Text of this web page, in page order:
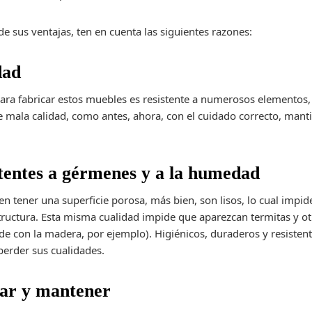
sus ventajas, ten en cuenta las siguientes razones:
fabricar estos muebles es resistente a numerosos
mala calidad, como antes, ahora, con el cuidado correcto,
a gérmenes y a la humedad
tener una superficie porosa, más bien, son lisos, lo cual
Esta misma cualidad impide que aparezcan termitas y
con la madera, por ejemplo). Higiénicos, duraderos y
sus cualidades.
y mantener